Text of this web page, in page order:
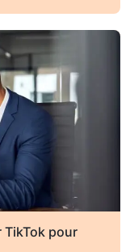
TikTok pour